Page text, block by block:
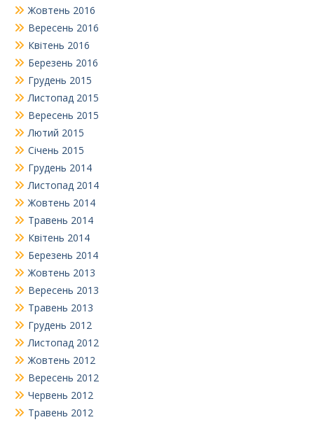
Жовтень 2016
Вересень 2016
Квітень 2016
Березень 2016
Грудень 2015
Листопад 2015
Вересень 2015
Лютий 2015
Січень 2015
Грудень 2014
Листопад 2014
Жовтень 2014
Травень 2014
Квітень 2014
Березень 2014
Жовтень 2013
Вересень 2013
Травень 2013
Грудень 2012
Листопад 2012
Жовтень 2012
Вересень 2012
Червень 2012
Травень 2012